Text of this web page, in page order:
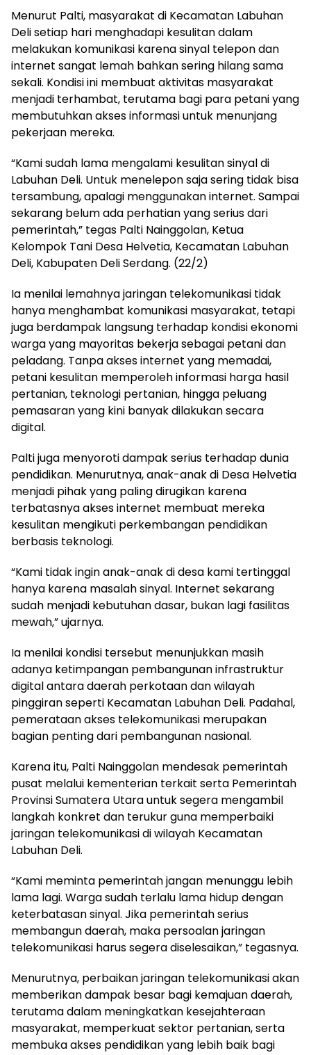
Menurut Palti, masyarakat di Kecamatan Labuhan
Deli setiap hari menghadapi kesulitan dalam
melakukan komunikasi karena sinyal telepon dan
internet sangat lemah bahkan sering hilang sama
sekali. Kondisi ini membuat aktivitas masyarakat
menjadi terhambat, terutama bagi para petani yang
membutuhkan akses informasi untuk menunjang
pekerjaan mereka.
“Kami sudah lama mengalami kesulitan sinyal di
Labuhan Deli. Untuk menelepon saja sering tidak bisa
tersambung, apalagi menggunakan internet. Sampai
sekarang belum ada perhatian yang serius dari
pemerintah,” tegas Palti Nainggolan, Ketua
Kelompok Tani Desa Helvetia, Kecamatan Labuhan
Deli, Kabupaten Deli Serdang. (22/2)
Ia menilai lemahnya jaringan telekomunikasi tidak
hanya menghambat komunikasi masyarakat, tetapi
juga berdampak langsung terhadap kondisi ekonomi
warga yang mayoritas bekerja sebagai petani dan
peladang. Tanpa akses internet yang memadai,
petani kesulitan memperoleh informasi harga hasil
pertanian, teknologi pertanian, hingga peluang
pemasaran yang kini banyak dilakukan secara
digital.
Palti juga menyoroti dampak serius terhadap dunia
pendidikan. Menurutnya, anak-anak di Desa Helvetia
menjadi pihak yang paling dirugikan karena
terbatasnya akses internet membuat mereka
kesulitan mengikuti perkembangan pendidikan
berbasis teknologi.
“Kami tidak ingin anak-anak di desa kami tertinggal
hanya karena masalah sinyal. Internet sekarang
sudah menjadi kebutuhan dasar, bukan lagi fasilitas
mewah,” ujarnya.
Ia menilai kondisi tersebut menunjukkan masih
adanya ketimpangan pembangunan infrastruktur
digital antara daerah perkotaan dan wilayah
pinggiran seperti Kecamatan Labuhan Deli. Padahal,
pemerataan akses telekomunikasi merupakan
bagian penting dari pembangunan nasional.
Karena itu, Palti Nainggolan mendesak pemerintah
pusat melalui kementerian terkait serta Pemerintah
Provinsi Sumatera Utara untuk segera mengambil
langkah konkret dan terukur guna memperbaiki
jaringan telekomunikasi di wilayah Kecamatan
Labuhan Deli.
“Kami meminta pemerintah jangan menunggu lebih
lama lagi. Warga sudah terlalu lama hidup dengan
keterbatasan sinyal. Jika pemerintah serius
membangun daerah, maka persoalan jaringan
telekomunikasi harus segera diselesaikan,” tegasnya.
Menurutnya, perbaikan jaringan telekomunikasi akan
memberikan dampak besar bagi kemajuan daerah,
terutama dalam meningkatkan kesejahteraan
masyarakat, memperkuat sektor pertanian, serta
membuka akses pendidikan yang lebih baik bagi